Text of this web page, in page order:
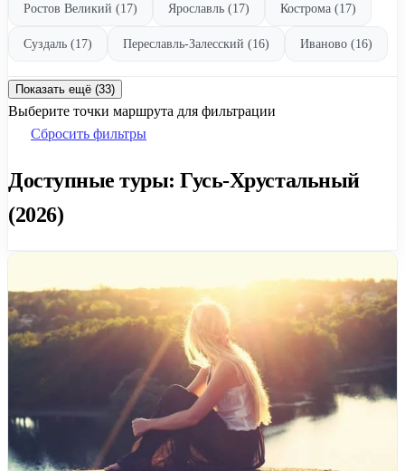
Ростов Великий (17) Ярославль (17) Кострома (17)
Суздаль (17) Переславль-Залесский (16) Иваново (16)
Показать ещё (33)
Выберите точки маршрута для фильтрации
Сбросить фильтры
Доступные туры: Гусь-Хрустальный
(2026)